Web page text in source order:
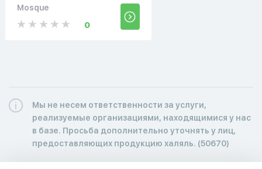
Mosque
0
Мы не несем ответственности за услуги,
реализуемые организациями, находящимися у нас
в базе. Просьба дополнительно уточнять у лиц,
предоставляющих продукцию халяль. (50670)